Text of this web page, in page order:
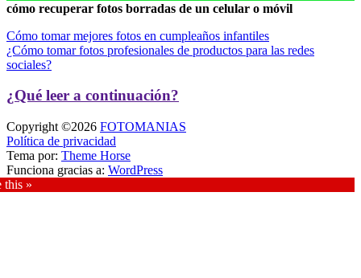
cómo recuperar fotos borradas de un celular o móvil
Navegación
de
Cómo tomar mejores fotos en cumpleaños infantiles
¿Cómo tomar fotos profesionales de productos para las redes
sociales?
¿Qué leer a continuación?
Copyright ©2026 FOTOMANIAS
Política de privacidad
Tema por: Theme Horse
Funciona gracias a: WordPress
this »